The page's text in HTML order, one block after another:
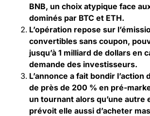
BNB, un choix atypique face
dominés par BTC et ETH.
L’opération repose sur
convertibles sans coupon,
jusqu’à 1 milliard de dollars en
demande des investisseurs.
L’annonce a fait bondir l’action
de près de 200 % en pré-
un tournant alors qu’une autre
prévoit elle aussi d’acheter